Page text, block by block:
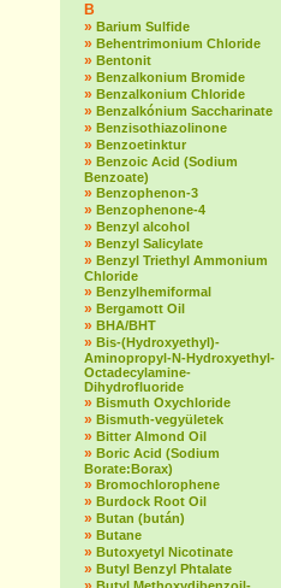
B
» Barium Sulfide
» Behentrimonium Chloride
» Bentonit
» Benzalkonium Bromide
» Benzalkonium Chloride
» Benzalkónium Saccharinate
» Benzisothiazolinone
» Benzoetinktur
» Benzoic Acid (Sodium
Benzoate)
» Benzophenon-3
» Benzophenone-4
» Benzyl alcohol
» Benzyl Salicylate
» Benzyl Triethyl Ammonium
Chloride
» Benzylhemiformal
» Bergamott Oil
» BHA/BHT
» Bis-(Hydroxyethyl)-
Aminopropyl-N-Hydroxyethyl-
Octadecylamine-
Dihydrofluoride
» Bismuth Oxychloride
» Bismuth-vegyületek
» Bitter Almond Oil
» Boric Acid (Sodium
Borate:Borax)
» Bromochlorophene
» Burdock Root Oil
» Butan (bután)
» Butane
» Butoxyetyl Nicotinate
» Butyl Benzyl Phtalate